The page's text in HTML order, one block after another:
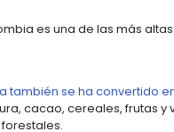
importante
oportunidad